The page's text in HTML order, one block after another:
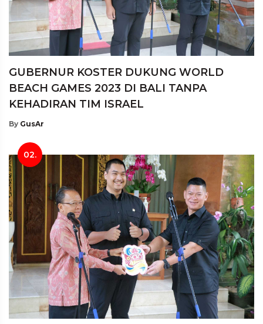
GUBERNUR KOSTER DUKUNG WORLD
BEACH GAMES 2023 DI BALI TANPA
KEHADIRAN TIM ISRAEL
By GusAr
02.